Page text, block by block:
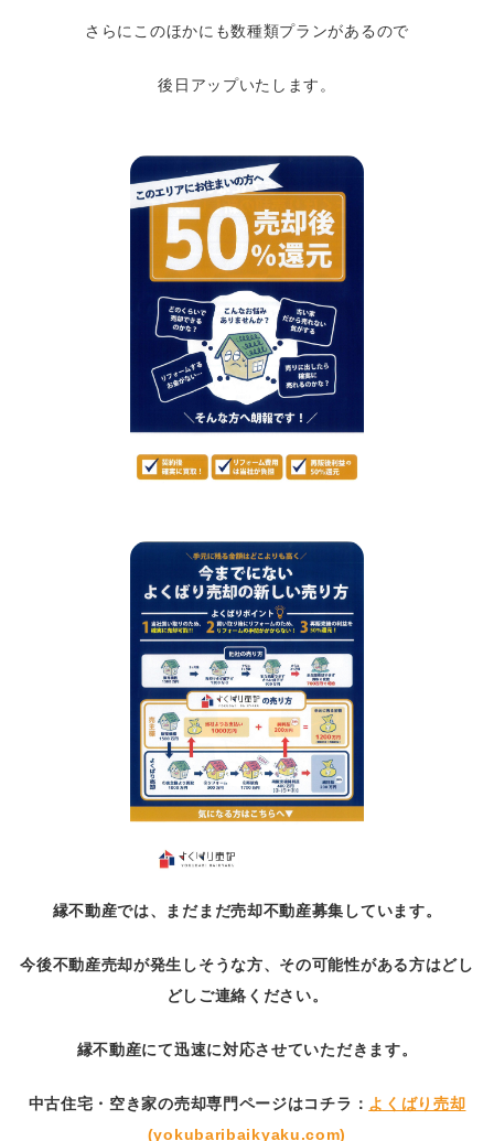
さらにこのほかにも数種類プランがあるので
後日アップいたします。
縁不動産では、まだまだ売却不動産募集しています。
今後不動産売却が発生しそうな方、その可能性がある方はどし
どしご連絡ください。
縁不動産にて迅速に対応させていただきます。
中古住宅・空き家の売却専門ページはコチラ： よくばり売却
(yokubaribaikyaku.com)